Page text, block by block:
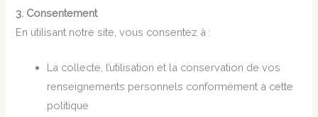
3. Consentement
En utilisant notre site, vous consentez à :
La collecte, l’utilisation et la conservation de vos
renseignements personnels conformément à cette
politique